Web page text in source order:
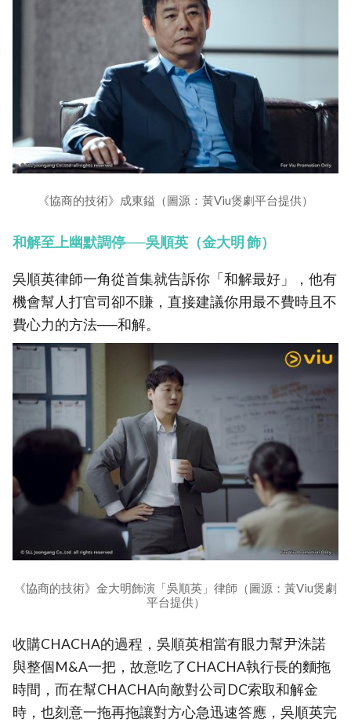
《協商的技術》成東鎰（圖源：黃Viu煲劇平台提供）
和解至上幽默調停──吳順英（金大明 飾）
吳順英律師一角從首集就告訴你「和解最好」，他有
機會幫人打官司卻不賺，直接建議你用最不費時且不
費心力的方法──和解。
《協商的技術》金大明飾演「吳順英」律師（圖源：黃Viu煲劇
平台提供）
收購CHACHA的過程，吳順英相當有眼力幫尹洙諾
與整個M&A一把，故意吃了CHACHA執行長的麵拖
時間，而在幫CHACHA向敵對公司DC索取和解金
時，也刻意一拖再拖讓對方心急迅速答應，吳順英完